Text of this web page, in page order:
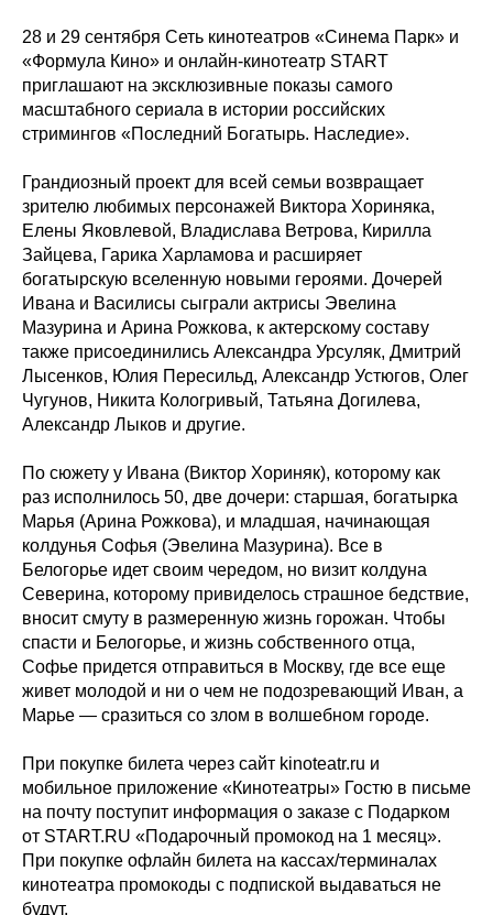
28 и 29 сентября Сеть кинотеатров «Синема Парк» и
«Формула Кино» и онлайн-кинотеатр START
приглашают на эксклюзивные показы самого
масштабного сериала в истории российских
стримингов «Последний Богатырь. Наследие».
Грандиозный проект для всей семьи возвращает
зрителю любимых персонажей Виктора Хориняка,
Елены Яковлевой, Владислава Ветрова, Кирилла
Зайцева, Гарика Харламова и расширяет
богатырскую вселенную новыми героями. Дочерей
Ивана и Василисы сыграли актрисы Эвелина
Мазурина и Арина Рожкова, к актерскому составу
также присоединились Александра Урсуляк, Дмитрий
Лысенков, Юлия Пересильд, Александр Устюгов, Олег
Чугунов, Никита Кологривый, Татьяна Догилева,
Александр Лыков и другие.
По сюжету у Ивана (Виктор Хориняк), которому как
раз исполнилось 50, две дочери: старшая, богатырка
Марья (Арина Рожкова), и младшая, начинающая
колдунья Софья (Эвелина Мазурина). Все в
Белогорье идет своим чередом, но визит колдуна
Северина, которому привиделось страшное бедствие,
вносит смуту в размеренную жизнь горожан. Чтобы
спасти и Белогорье, и жизнь собственного отца,
Софье придется отправиться в Москву, где все еще
живет молодой и ни о чем не подозревающий Иван, а
Марье — сразиться со злом в волшебном городе.
При покупке билета через сайт kinoteatr.ru и
мобильное приложение «Кинотеатры» Гостю в письме
на почту поступит информация о заказе с Подарком
от START.RU «Подарочный промокод на 1 месяц».
При покупке офлайн билета на кассах/терминалах
кинотеатра промокоды с подпиской выдаваться не
будут.